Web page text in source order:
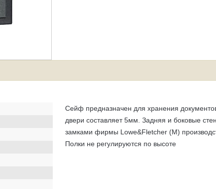
Сейф предназначен для хранения
двери составляет 5мм. Задняя и боковые
замками фирмы Lowe&Fletcher (M)
Полки не регулируются по высоте